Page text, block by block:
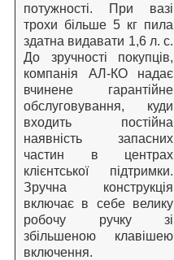
потужності. При вазі
трохи більше 5 кг пила
здатна видавати 1,6 л. с.
До зручності покупців,
компанія АЛ-КО надає
вчинене гарантійне
обслуговування, куди
входить постійна
наявність запасних
частин в центрах
клієнтської підтримки.
Зручна конструкція
включає в себе велику
робочу ручку зі
збільшеною клавішею
включення.